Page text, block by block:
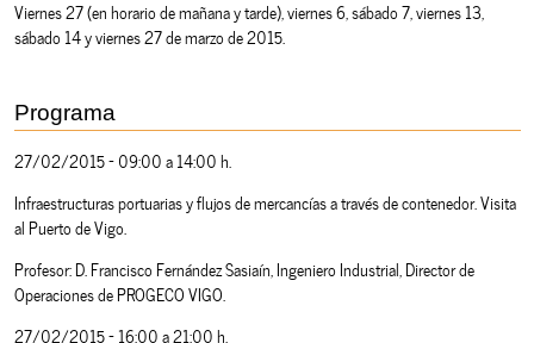
Viernes 27 (en horario de mañana y tarde), viernes 6, sábado 7, viernes 13,
sábado 14 y viernes 27 de marzo de 2015.
Programa
27/02/2015 - 09:00 a 14:00 h.
Infraestructuras portuarias y flujos de mercancías a través de contenedor. Visita
al Puerto de Vigo.
Profesor: D. Francisco Fernández Sasiaín, Ingeniero Industrial, Director de
Operaciones de PROGECO VIGO.
27/02/2015 - 16:00 a 21:00 h.